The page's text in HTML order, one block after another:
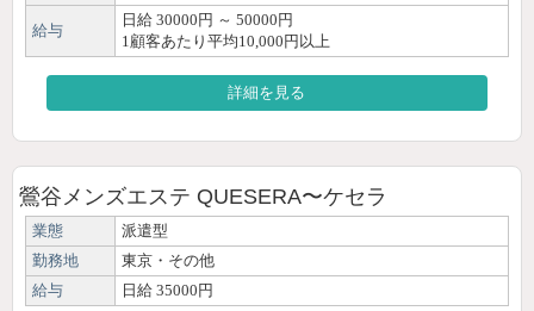
給与
日給 30000円 ～ 50000円
1顧客あたり平均10,000円以上
詳細を見る
鶯谷メンズエステ QUESERA〜ケセラ
業態
派遣型
勤務地
東京・その他
給与
日給 35000円